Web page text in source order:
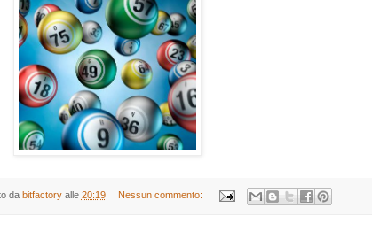
da bitfactory alle 20:19 Nessun commento: